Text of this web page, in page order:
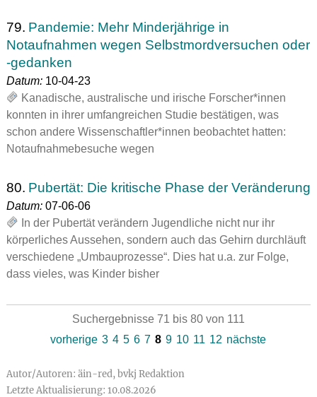
79. Pandemie: Mehr Minderjährige in
Notaufnahmen wegen Selbstmordversuchen oder
-gedanken
Datum:10-04-23
Kanadische, australische und irische Forscher*innen
konnten in ihrer umfangreichen Studie bestätigen, was
schon andere Wissenschaftler*innen beobachtet hatten:
Notaufnahmebesuche wegen
80. Pubertät: Die kritische Phase der Veränderung
Datum:07-06-06
In der Pubertät verändern Jugendliche nicht nur ihr
körperliches Aussehen, sondern auch das Gehirn durchläuft
verschiedene „Umbauprozesse“. Dies hat u.a. zur Folge,
dass vieles, was Kinder bisher
Suchergebnisse 71 bis 80 von 111
vorherige 3 4 5 6 7 8 9 10 11 12 nächste
Autor/Autoren: äin-red, bvkj Redaktion
Letzte Aktualisierung: 10.08.2026